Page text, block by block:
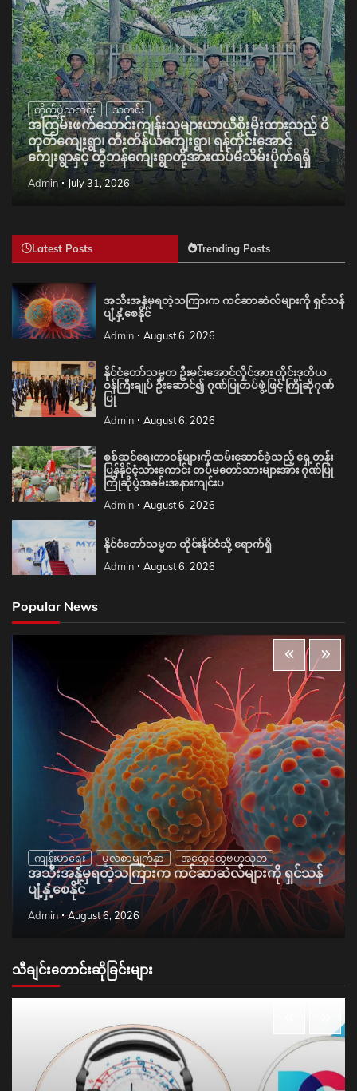
တိုက်ပွဲသတင်း သတင်း
အကြမ်းဖက်သောင်းကျန်းသူများယာယီစိုးမိုးထားသည့် ဝိ
တုတ်ကျေးရွာ၊ တီးတိန်ယံကျေးရွာ၊ ရန်တိုင်းအောင်
ကျေးရွာနှင့် တွီဘန်ကျေးရွာတို့အားထပ်မံသိမ်းပိုက်ရရှိ
Admin July 31, 2026
Latest Posts Trending Posts
အသီးအနှံမှရတဲ့သကြားက ကင်ဆာဆဲလ်များကို ရှင်သန်
ပျံ့နှံ့စေနိုင်
Admin August 6, 2026
နိုင်ငံတော်သမ္မတ ဦးမင်းအောင်လှိုင်အား ထိုင်းဒုတိယ
ဝန်ကြီးချုပ် ဦးဆောင်၍ ဂုဏ်ပြုတပ်ဖွဲ့ဖြင့် ကြိုဆိုဂုဏ်
ပြု
Admin August 6, 2026
စစ်ဆင်ရေးတာဝန်များကိုထမ်းဆောင်ခဲ့သည့် ရှေ့တန်း
ပြန်နိုင်ငံ့သားကောင်း တပ်မတော်သားများအား ဂုဏ်ပြု
ကြိုဆိုပွဲအခမ်းအနားကျင်းပ
Admin August 6, 2026
နိုင်ငံတော်သမ္မတ ထိုင်းနိုင်ငံသို့ ရောက်ရှိ
Admin August 6, 2026
Popular News
ကျန်းမာရေး မူလစာမျက်နှာ အထွေထွေဗဟုသုတ
အသီးအနှံမှရတဲ့သကြားက ကင်ဆာဆဲလ်များကို ရှင်သန်
ပျံ့နှံ့စေနိုင်
Admin August 6, 2026
သီချင်းတောင်းဆိုခြင်းများ